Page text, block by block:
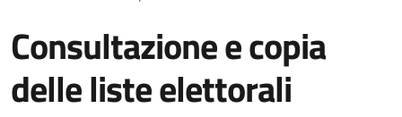
Consultazione e copia
delle liste elettorali